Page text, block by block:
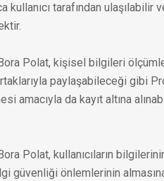
kullanıcı tarafından
Polat, kişisel bilgileri
paylaşabileceği gibi
amacıyla da kayıt altına
Polat, kullanıcıların
güvenliği önlemlerinin